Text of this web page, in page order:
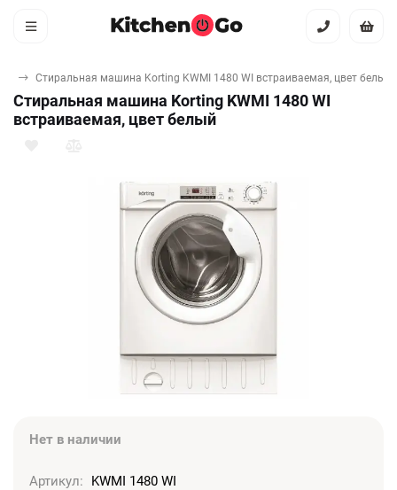
Стиральная машина Korting KWMI 1480 WI встраиваемая, цвет белый
Стиральная машина Korting KWMI 1480 WI
встраиваемая, цвет белый
Нет в наличии
Артикул: KWMI 1480 WI